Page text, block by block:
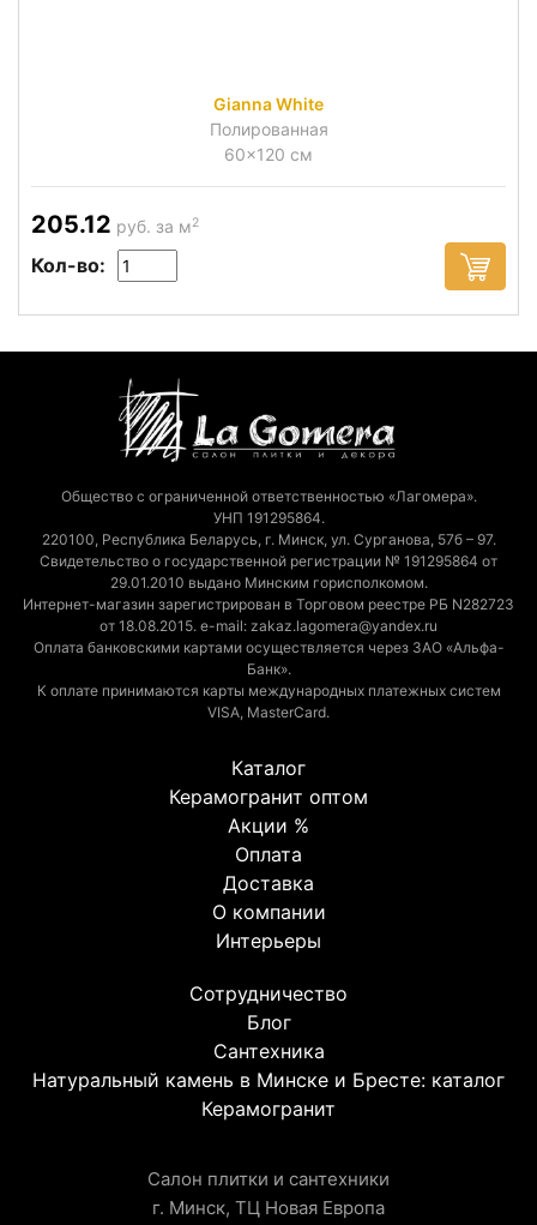
Gianna White
Полированная
60x120 см
205.12 руб. за м2
Кол-во:
Общество с ограниченной ответственностью «Лагомера».
УНП 191295864.
220100, Республика Беларусь, г. Минск, ул. Сурганова, 57б – 97.
Свидетельство о государственной регистрации № 191295864 от
29.01.2010 выдано Минским горисполкомом.
Интернет-магазин зарегистрирован в Торговом реестре РБ N282723
от 18.08.2015. e-mail: zakaz.lagomera@yandex.ru
Оплата банковскими картами осуществляется через ЗАО «Альфа-
Банк».
К оплате принимаются карты международных платежных систем
VISA, MasterCard.
Каталог
Керамогранит оптом
Акции %
Оплата
Доставка
О компании
Интерьеры
Сотрудничество
Блог
Сантехника
Натуральный камень в Минске и Бресте: каталог
Керамогранит
Салон плитки и сантехники
г. Минск, ТЦ Новая Европа